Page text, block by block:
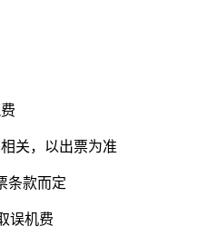
关，以出票为准
条款而定
误机费